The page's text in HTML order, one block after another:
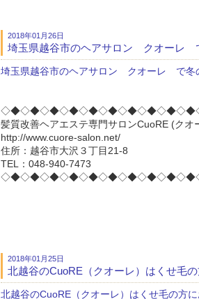
2018年01月26日
埼玉県越谷市のヘアサロン クオーレ
埼玉県越谷市のヘアサロン クオーレ で冬
髪質改善ヘアエステ専門サロンCuoRE (クオ
http://www.cuore-salon.net/
住所：越谷市大沢３丁目21-8
TEL：048-940-7473
2018年01月25日
北越谷のCuoRE（クオーレ）はくせ毛
北越谷のCuoRE（クオーレ）はくせ毛の方